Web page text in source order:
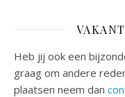
Heb jij ook een
graag om andere
plaatsen neem dan